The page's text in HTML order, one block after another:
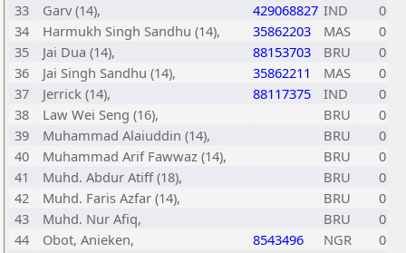
33
Garv (14), 429068827 IND
0
34
Harmukh Singh Sandhu (14), 35862203 MAS
0
35
Jai Dua (14), 88153703 BRU
0
36
Jai Singh Sandhu (14), 35862211 MAS
0
37
Jerrick (14), 88117375 IND
0
38
Law Wei Seng (16), BRU
0
39
Muhammad Alaiuddin (14), BRU
0
40
Muhammad Arif Fawwaz (14), BRU
0
41
Muhd. Abdur Atiff (18), BRU
0
42
Muhd. Faris Azfar (14), BRU
0
43
Muhd. Nur Afiq, BRU
0
44
Obot, Anieken, 8543496 NGR
0